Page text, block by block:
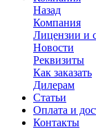
Назад
Компания
Лицензии и
Новости
Реквизиты
Как заказать
Дилерам
Статьи
Оплата и
Контакты